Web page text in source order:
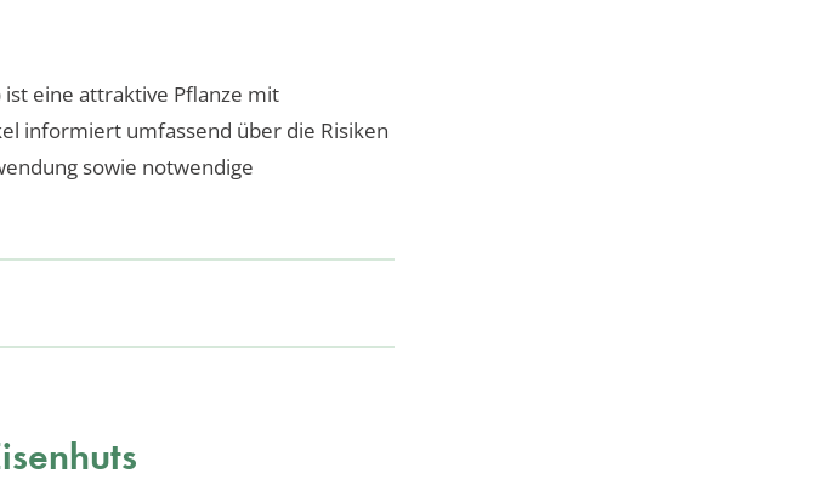
eine attraktive Pflanze mit
informiert umfassend über die Risiken
sowie notwendige